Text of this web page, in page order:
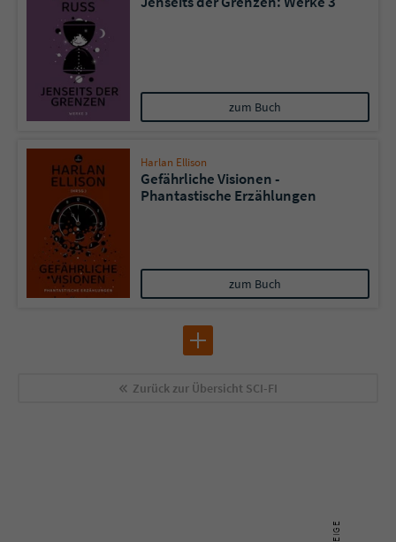
zum Buch
Harlan Ellison
Gefährliche Visionen -
Phantastische Erzählungen
zum Buch
Zurück zur Übersicht SCI-FI